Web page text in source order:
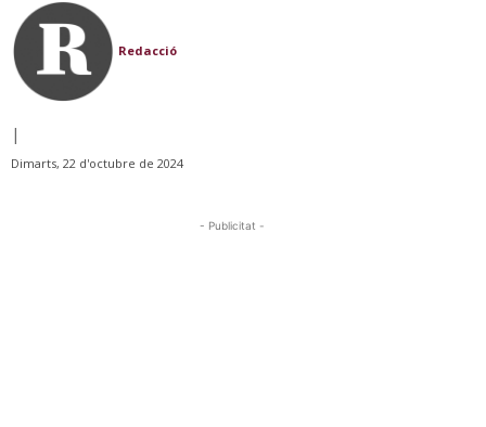
Redacció
|
Dimarts, 22 d'octubre de 2024
- Publicitat -